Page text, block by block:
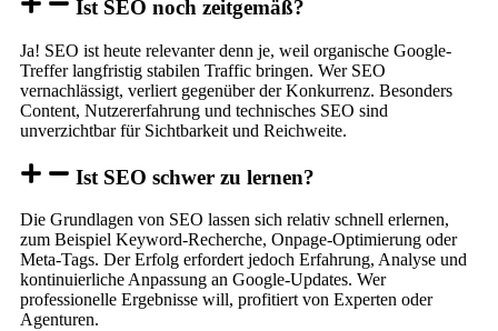
Ist SEO noch zeitgemäß?
Ja! SEO ist heute relevanter denn je, weil organische Google-
Treffer langfristig stabilen Traffic bringen. Wer SEO
vernachlässigt, verliert gegenüber der Konkurrenz. Besonders
Content, Nutzererfahrung und technisches SEO sind
unverzichtbar für Sichtbarkeit und Reichweite.
Ist SEO schwer zu lernen?
Die Grundlagen von SEO lassen sich relativ schnell erlernen,
zum Beispiel Keyword-Recherche, Onpage-Optimierung oder
Meta-Tags. Der Erfolg erfordert jedoch Erfahrung, Analyse und
kontinuierliche Anpassung an Google-Updates. Wer
professionelle Ergebnisse will, profitiert von Experten oder
Agenturen.